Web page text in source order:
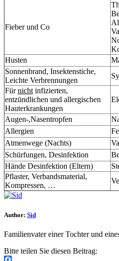
Fieber und Co
Husten
Sonnenbrand, Insektenstiche,
Leichte Verbrennungen
Fürnichtinfizierten,
entzündlichen und allergischen
Hauterkrankungen
Augen-,Nasentropfen
Allergien
Atmenwege (Nachts)
Schürfungen, Desinfektion
Hände Desinfektion (Eltern)
Pflaster, Verbandsmaterial,
Kompressen, …
Author: Sid
Familienvater einer Tochter und
Bitte teilen Sie diesen Beitrag: